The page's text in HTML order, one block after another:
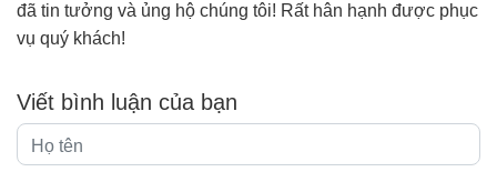
đã tin tưởng và ủng hộ chúng tôi! Rất hân hạnh được phục
vụ quý khách!
Viết bình luận của bạn